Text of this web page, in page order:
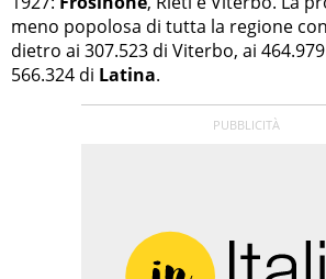
meno popolosa di tutta la regione
dietro ai 307.523 di Viterbo, ai
566.324 di Latina.